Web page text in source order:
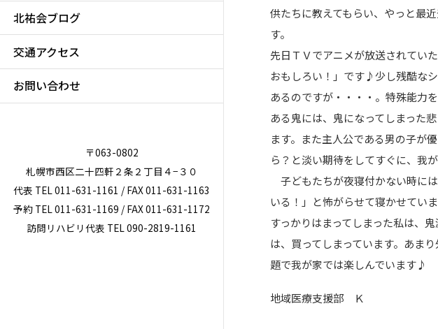
北祐会ブログ
交通アクセス
お問い合わせ
〒063-0802
札幌市西区二十四軒２条２丁目４−３０
代表 TEL 011-631-1161 / FAX 011-631-1163
予約 TEL 011-631-1169 / FAX 011-631-1172
訪問リハビリ代表 TEL 090-2819-1161
供たちに教えてもらい、やっと最
す。
先日ＴＶでアニメが放送されてい
おもしろい！」です♪少し残酷な
あるのですが・・・・。特殊能力
ある鬼には、鬼になってしまった
ます。また主人公である男の子が
ら？と淡い期待をしてすぐに、我
子どもたちが夜寝付かない時に
いる！」と怖がらせて寝かせていま
すっかりはまってしまった私は、
は、買ってしまっています。あま
題で我が家では楽しんでいます♪
地域医療支援部